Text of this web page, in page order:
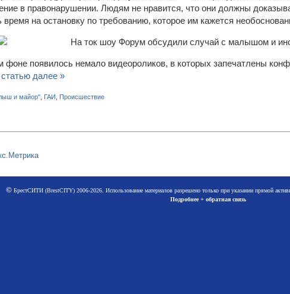
в правонарушении. Людям не нравится, что они должны
время на остановку по требованию, которое им кажется
фоне появилось немало видеороликов, в которых запечатлены
далее »
и майор" ГАИ Происшествие
©БрестСИТИ (BrestCITY) 2006-2026. Использование материалов разрешено только при указании прямой
Подробнее + обратная связь